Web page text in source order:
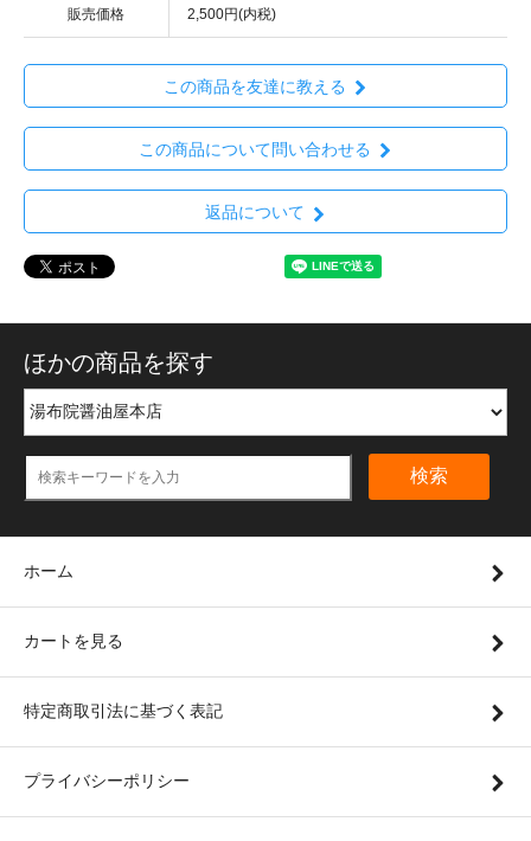
販売価格 2,500円(内税)
この商品を友達に教える
この商品について問い合わせる
返品について
ほかの商品を探す
検索
ホーム
カートを見る
特定商取引法に基づく表記
プライバシーポリシー